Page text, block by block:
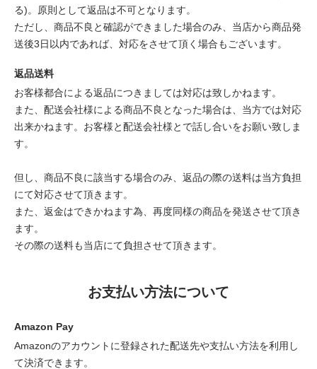
る)。原則として返品は不可となります。
ただし、商品不良と確認ができました場合のみ、当店から商品発
送後3日以内であれば、対応をさせて頂く場合もございます。
返品送料
お客様都合による返品につきましては対応は致しかねます。
また、配送会社様による商品不良となった場合は、当方では対応
出来かねます。お客様と配送会社様とで話し合いをお願い致しま
す。
但し、商品不良に該当する場合のみ、返品の際の送料は当方負担
にて対応させて頂きます。
また、返金はできかねます為、再度同様の商品を発送させて頂き
ます。
その際の送料も当店にて負担させて頂きます。
お支払い方法について
Amazon Pay
Amazonのアカウントに登録された配送先や支払い方法を利用し
て決済できます。